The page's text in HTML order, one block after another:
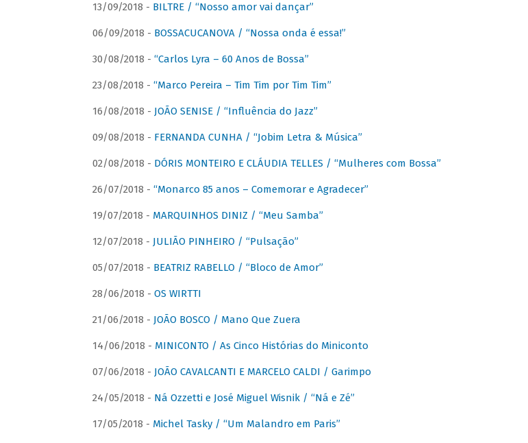
13/09/2018 - BILTRE / “Nosso amor vai dançar”
06/09/2018 - BOSSACUCANOVA / “Nossa onda é essa!”
30/08/2018 - “Carlos Lyra – 60 Anos de Bossa”
23/08/2018 - “Marco Pereira – Tim Tim por Tim Tim”
16/08/2018 - JOÃO SENISE / “Influência do Jazz”
09/08/2018 - FERNANDA CUNHA / “Jobim Letra & Música”
02/08/2018 - DÓRIS MONTEIRO E CLÁUDIA TELLES / “Mulheres com Bossa”
26/07/2018 - “Monarco 85 anos – Comemorar e Agradecer”
19/07/2018 - MARQUINHOS DINIZ / “Meu Samba”
12/07/2018 - JULIÃO PINHEIRO / “Pulsação”
05/07/2018 - BEATRIZ RABELLO / “Bloco de Amor”
28/06/2018 - OS WIRTTI
21/06/2018 - JOÃO BOSCO / Mano Que Zuera
14/06/2018 - MINICONTO / As Cinco Histórias do Miniconto
07/06/2018 - JOÃO CAVALCANTI E MARCELO CALDI / Garimpo
24/05/2018 - Ná Ozzetti e José Miguel Wisnik / “Ná e Zé”
17/05/2018 - Michel Tasky / “Um Malandro em Paris”